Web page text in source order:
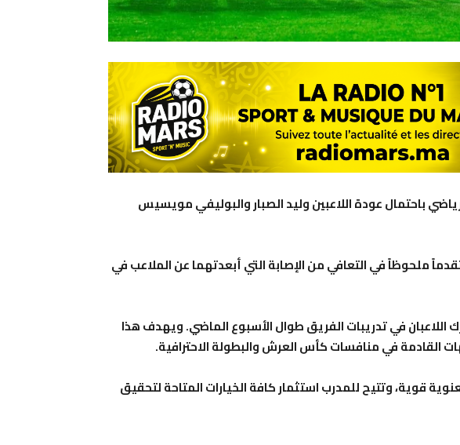
باحتمال عودة اللاعبين وليد الصبار والبوليفي مويسيس
ملحوظاً في التعافي من الإصابة التي أبعدتهما عن الملاعب في
اللاعبان في تدريبات الفريق طوال الأسبوع الماضي. ويهدف هذا
القادمة في منافسات كأس العرش والبطولة الاحترافية.
قوية، وتتيح للمدرب استثمار كافة الخيارات المتاحة لتحقيق